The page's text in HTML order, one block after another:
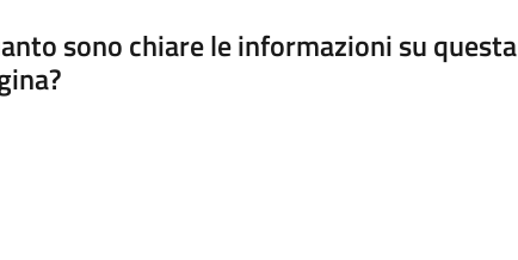
sono chiare le informazioni su questa